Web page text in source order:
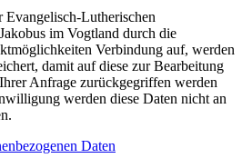
Evangelisch-Lutherischen
im Vogtland durch die
Verbindung auf, werden
damit auf diese zur Bearbeitung
Anfrage zurückgegriffen werden
werden diese Daten nicht an
Daten